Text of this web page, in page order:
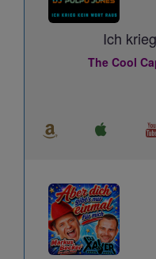
Ich
The Cool